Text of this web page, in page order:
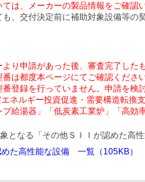
は、メーカーの製品情報をご確認
、交付決定前に補助対象設備等の
り申請があった後、審査完了した
は都度本ページにてご確認くださ
登録を行っていません。申請を検
ネルギー投資促進・需要構造転換
プ給湯器」「低炭素工業炉」「高
となる「その他ＳＩＩが認めた高
た高性能な設備 一覧（105KB）